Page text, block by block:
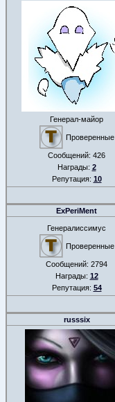
Генерал-майор
Проверенные
Сообщений: 426
Награды: 2
Репутация: 10
ExPeriMent
Генералиссимус
Проверенные
Сообщений: 2794
Награды: 12
Репутация: 54
russsix